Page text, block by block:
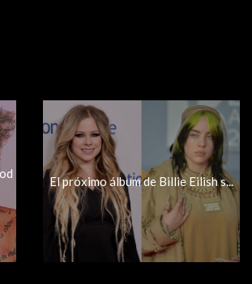
El próximo álbum de Billie Eilish s...